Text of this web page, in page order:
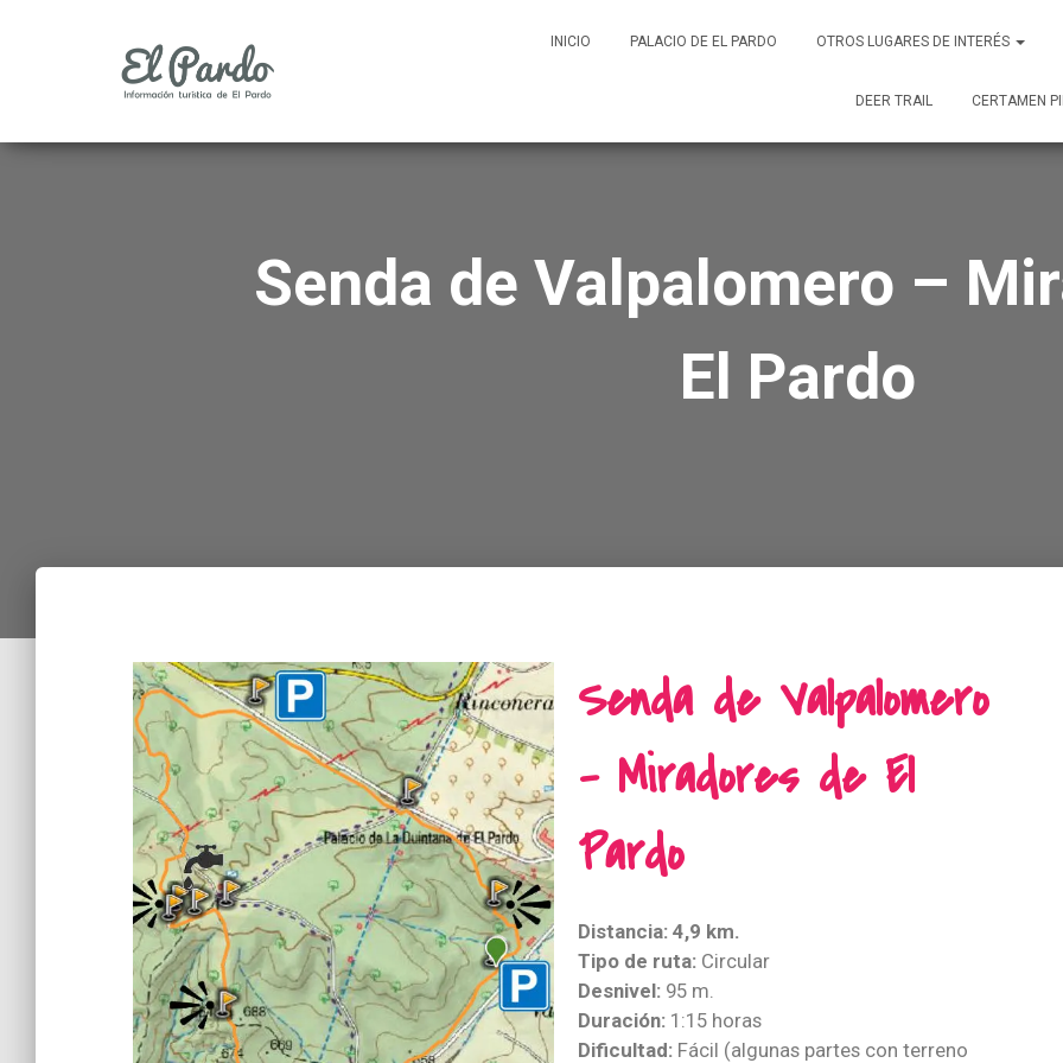
INICIO PALACIO DE EL PARDO OTROS LUGARES DE INTERÉS
DEER TRAIL CERTAMEN
Senda de Valpalomero –
El Pardo
Senda de Valpalomero
- Miradores de El
Pardo
Distancia: 4,9 km.
Tipo de ruta: Circular
Desnivel: 95 m.
Duración: 1:15 horas
Dificultad: Fácil (algunas partes con terreno